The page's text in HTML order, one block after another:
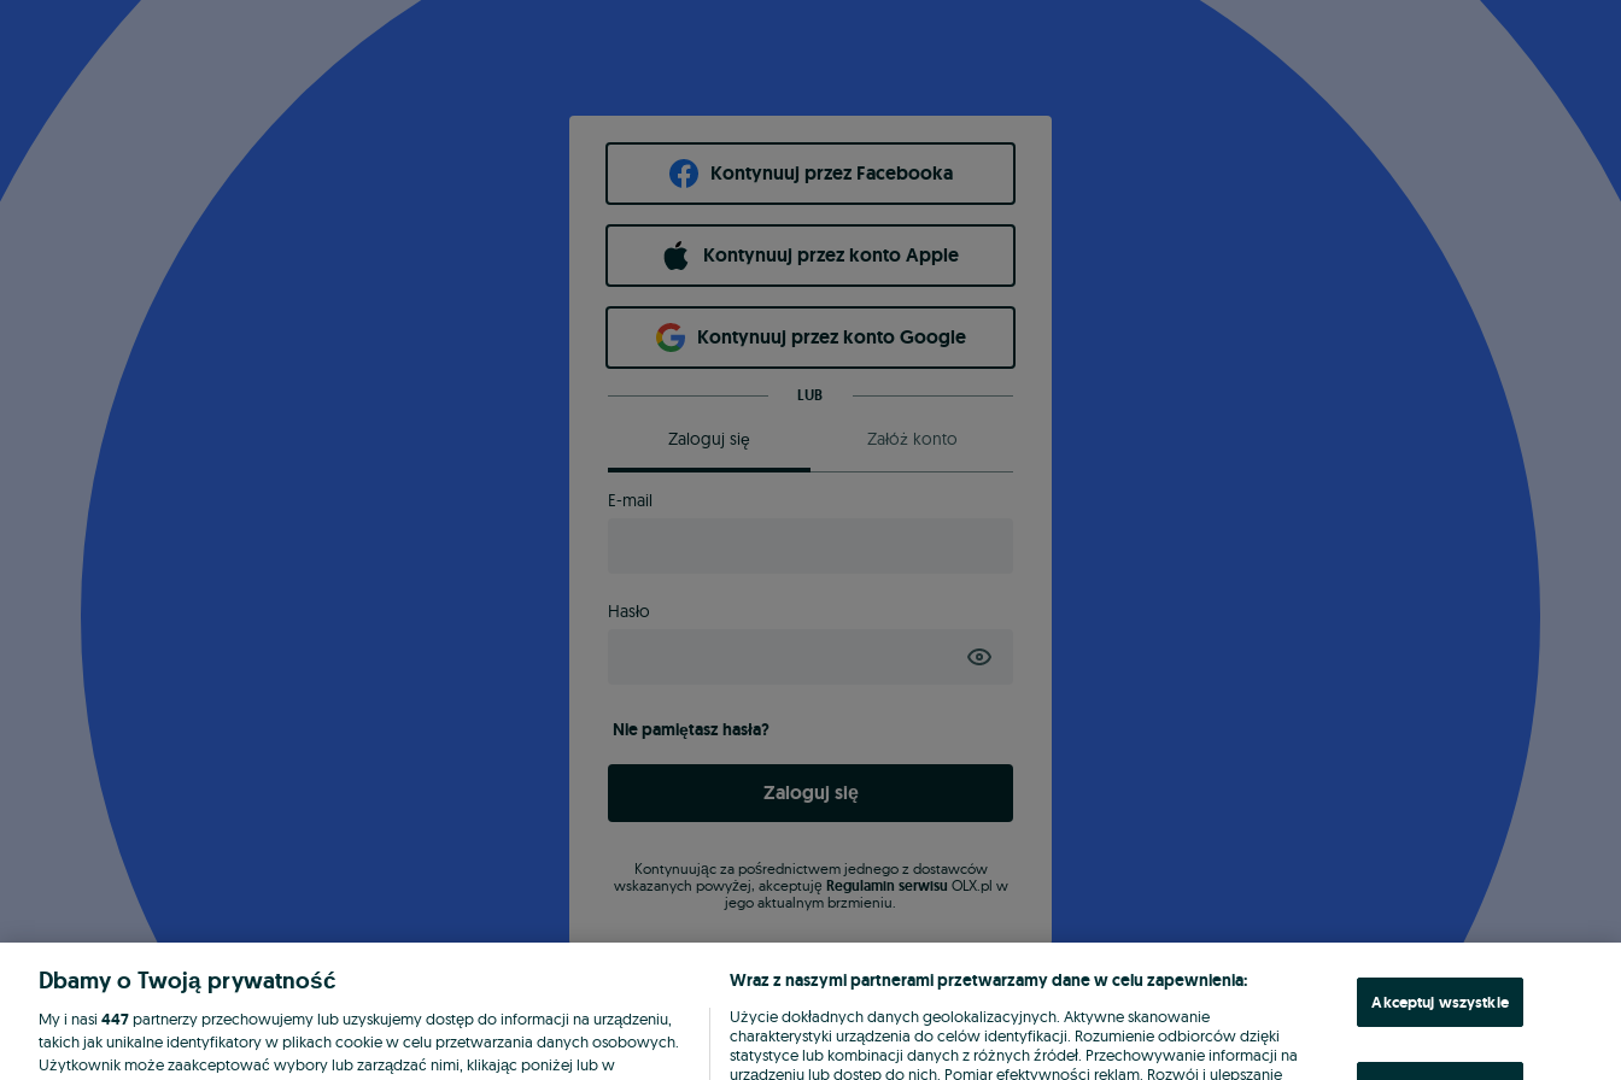
Kontynuuj przez Facebooka
Kontynuuj przez konto Apple
Kontynuuj przez konto Google
LUB
Zaloguj się Załóż konto
E-mail
Hasło
Nie pamiętasz hasła?
Zaloguj się
Kontynuując za pośrednictwem jednego z dostawców
wskazanych powyżej, akceptuję Regulamin serwisu OLX.pl w
jego aktualnym brzmieniu.
Dbamy o Twoją prywatność
My i nasi 447partnerzy przechowujemy lub uzyskujemy dostęp do informacji na urządzeniu,
takich jak unikalne identyfikatory w plikach cookie w celu przetwarzania danych osobowych.
Użytkownik może zaakceptować wybory lub zarządzać nimi, klikając poniżej lub w
Wraz z naszymi partnerami przetwarzamy dane w celu zapewnienia:
Użycie dokładnych danych geolokalizacyjnych. Aktywne skanowanie
charakterystyki urządzenia do celów identyfikacji. Rozumienie odbiorców dzięki
statystyce lub kombinacji danych z różnych źródeł. Przechowywanie informacji na
urządzeniu lub dostęp do nich. Pomiar efektywności reklam. Rozwój i ulepszanie
Akceptuj wszystkie